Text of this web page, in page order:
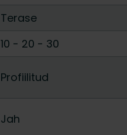
Terase
10 - 20 - 30
Profiilitud
Jah